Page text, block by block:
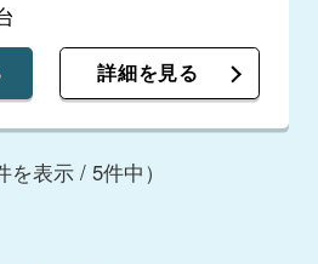
詳細を見る
を表示 / 5件中）